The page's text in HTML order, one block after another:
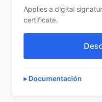
Applies a digital
certificate.
Documentación